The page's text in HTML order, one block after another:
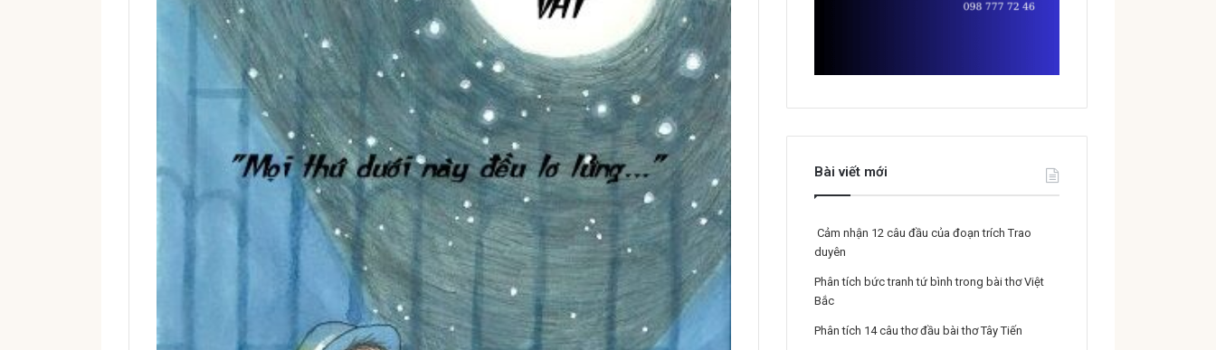
Bài viết mới
Cảm nhận 12 câu đầu của đoạn trích Trao
duyên
Phân tích bức tranh tứ bình trong bài thơ Việt
Bắc
Phân tích 14 câu thơ đầu bài thơ Tây Tiến